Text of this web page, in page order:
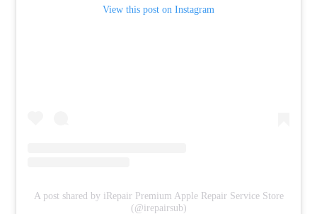
View this post on Instagram
A post shared by iRepair Premium Apple Repair Service Store
(@irepairsub)